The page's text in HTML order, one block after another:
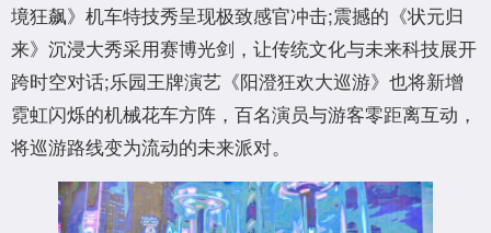
境狂飙》机车特技秀呈现极致感官冲击;震撼的《状元归
来》沉浸大秀采用赛博光剑，让传统文化与未来科技展开
跨时空对话;乐园王牌演艺《阳澄狂欢大巡游》也将新增
霓虹闪烁的机械花车方阵，百名演员与游客零距离互动，
将巡游路线变为流动的未来派对。